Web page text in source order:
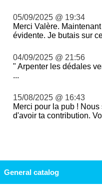
05/09/2025 @ 19:34
Merci Valère.
évidente. Je butais sur
04/09/2025 @ 21:56
" Arpenter les dédales
...
15/08/2025 @ 16:43
Merci pour la pub !
d'avoir ta contribution.
General catalog